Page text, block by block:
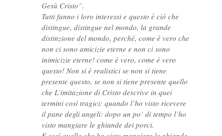
Gesù Cristo”.
Tutti fanno i loro interessi e questo è ciò che
distingue, distingue nel mondo, la grande
distinzione del mondo, perché, come è vero che
non ci sono amicizie eterne e non ci sono
inimicizie eterne! come è vero, come è vero
questo! Non si è realistici se non si tiene
presente questo, se non si tiene presente quello
che L’imitazione di Cristo descrive in quei
termini così tragici: quando l’ho visto ricevere
il pane degli angeli: dopo un po’ di tempo l’ho
visto mangiare le ghiande dei porci.